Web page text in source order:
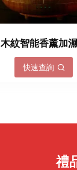
木紋智能香薰加
快速查詢
禮